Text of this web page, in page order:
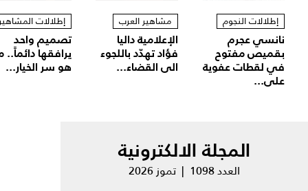
إطلالات النجوم
نانسي عجرم
بقميص مفتوح
في لقطات عفوية
على...
مشاهير العرب
الإعلامية داليا
فؤاد تهدّد باللجوء
الى القضاء...
إطلالات
تصميم واحد
يرافقها دائماً..
هو سر الخيار...
المجلة الالكترونية
العدد 1098 | تموز 2026